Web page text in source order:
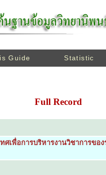
Guide Statistic
Full Record
เพื่อการบริหารงานวิชาการข